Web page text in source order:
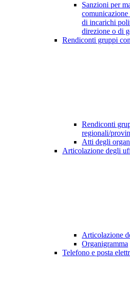
Sanzioni per
di incarichi
direzione o di
Rendiconti gruppi
Rendiconti
regionali/
Atti degli
Articolazione degli
Articolazione
Organigramma
Telefono e posta